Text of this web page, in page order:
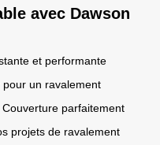
avec Dawson
et performante
un ravalement
parfaitement
projets de ravalement